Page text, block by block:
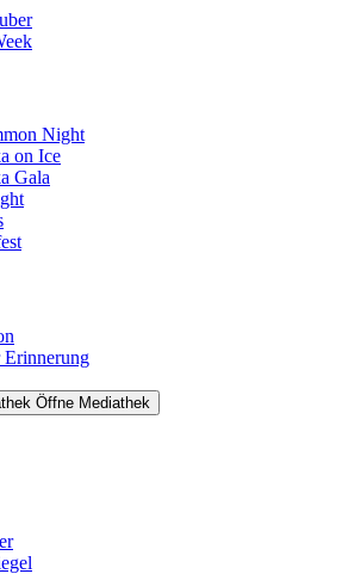
Night
on Ice
Gala
Öffne Mediathek